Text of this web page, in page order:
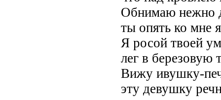
Обнимаю нежно
ты опять ко мне
Я росой твоей
лег в березовую
Вижу ивушку-
эту девушку